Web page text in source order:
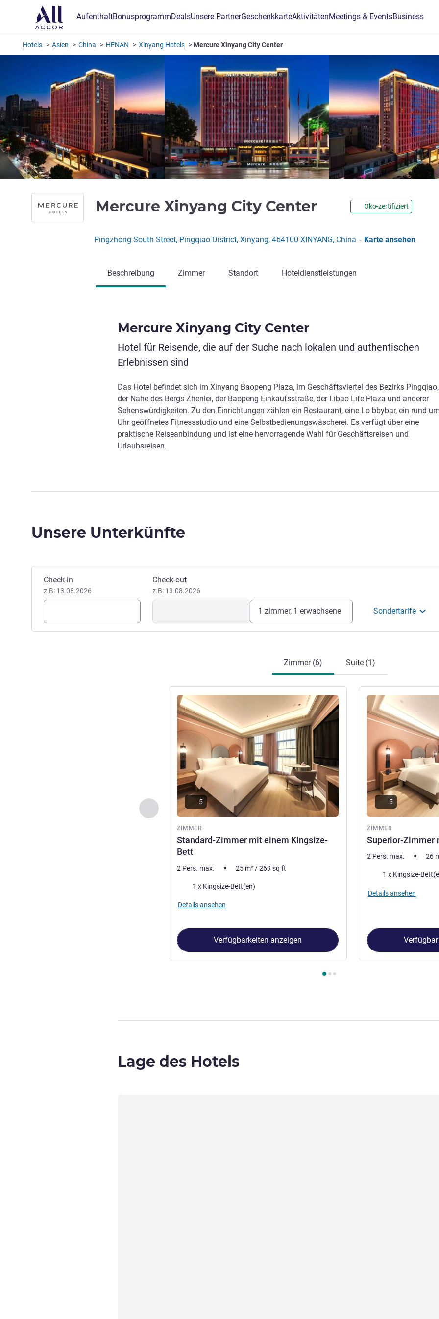
AufenthaltBonusprogrammDealsUnsere PartnerGeschenkkarteAktivitätenMeetings & EventsBusiness
Hotels Asien China HENAN Xinyang Hotels Mercure Xinyang City Center
Mercure Xinyang City Center 4 SterneÖko-zertifiziert
Pingzhong South Street, Pingqiao District, Xinyang, 464100 XINYANG, China - Karte ansehen
Beschreibung Zimmer Standort Hoteldienstleistungen
Mercure Xinyang City Center
Hotel für Reisende, die auf der Suche nach lokalen und authentischen
Erlebnissen sind
Das Hotel befindet sich im Xinyang Baopeng Plaza, im Geschäftsviertel des Bezirks
der Nähe des Bergs Zhenlei, der Baopeng Einkaufsstraße, der Libao Life Plaza und anderer
Sehenswürdigkeiten. Zu den Einrichtungen zählen ein Restaurant, eine Lo bbybar, ein rund
Uhr geöffnetes Fitnessstudio und eine Selbstbedienungswäscherei. Es verfügt über eine
praktische Reiseanbindung und ist eine hervorragende Wahl für Geschäftsreisen und
Urlaubsreisen.
Unsere Unterkünfte
Dieses Hotel buchen
Check-in
z.B: 13.08.2026
Check-out
z.B: 13.08.2026
1 zimmer, 1 erwachsene Sondertarife
Zimmer (6) Suite (1)
Zurück - Zimmer
ZIMMER
Standard-Zimmer mit einem Kingsize-
Bett
Details ansehen
5
2 Pers. max. 25 m² /269 sq ft
Bettwäsche
1 x Kingsize-Bett(en)
Details ansehen
Verfügbarkeiten anzeigen
ZIMMER
Superior-Zimmer
Details ansehen
5
2 Pers. max. 26
Bettwäsche
1 x Kingsize-
Details ansehen
Lage des Hotels